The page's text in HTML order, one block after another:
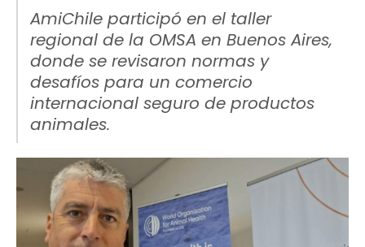
AmiChile participó en el taller
regional de la OMSA en Buenos Aires,
donde se revisaron normas y
desafíos para un comercio
internacional seguro de productos
animales.